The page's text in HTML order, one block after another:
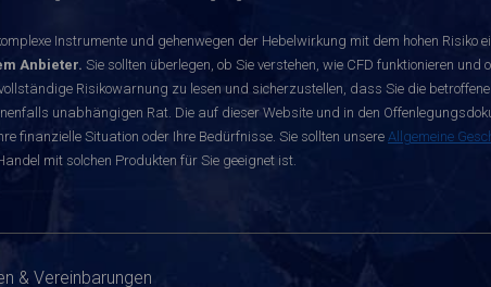
Instrumente und gehenwegen der Hebelwirkung mit dem hohen Risiko
Anbieter. Sie sollten überlegen, ob Sie verstehen, wie CFD funktionieren
Risikowarnung zu lesen und sicherzustellen, dass Sie die
unabhängigen Rat. Die auf dieser Website und in den
finanzielle Situation oder Ihre Bedürfnisse. Sie sollten unsere Allgemeine
mit solchen Produkten für Sie geeignet ist.
& Vereinbarungen